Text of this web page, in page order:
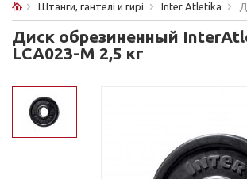
Штанги, гантелі и гирі Inter Atletika
Диск обрезиненный
LCA023-M 2,5 кг